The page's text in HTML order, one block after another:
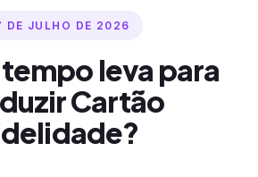
DE JULHO DE 2026
leva para
Cartão